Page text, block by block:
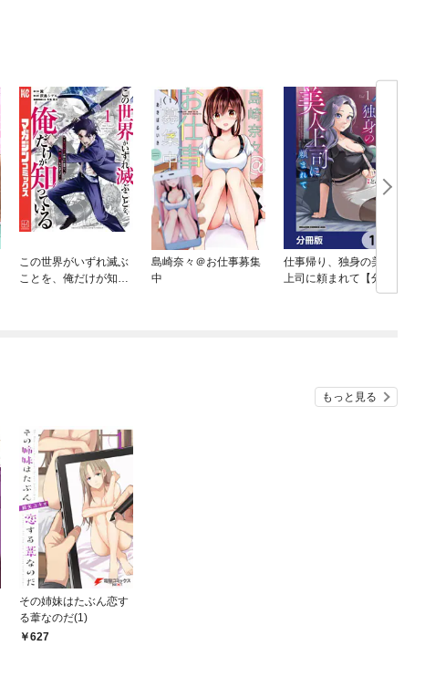
この世界がいずれ滅ぶ
ことを、俺だけが知っ
島崎奈々＠お仕事募集
中
仕事帰り、独身の美人
上司に頼まれて【分冊
もっと見る
その姉妹はたぶん恋す
る葦なのだ(1)
627